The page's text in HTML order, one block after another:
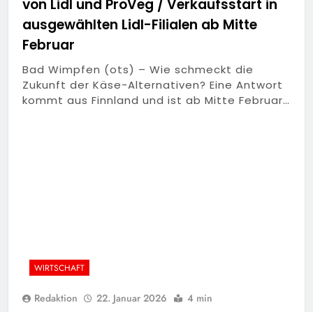
von Lidl und ProVeg / Verkaufsstart in
ausgewählten Lidl-Filialen ab Mitte
Februar
Bad Wimpfen (ots) – Wie schmeckt die
Zukunft der Käse-Alternativen? Eine Antwort
kommt aus Finnland und ist ab Mitte Februar…
WIRTSCHAFT
Redaktion 22. Januar 2026 4 min